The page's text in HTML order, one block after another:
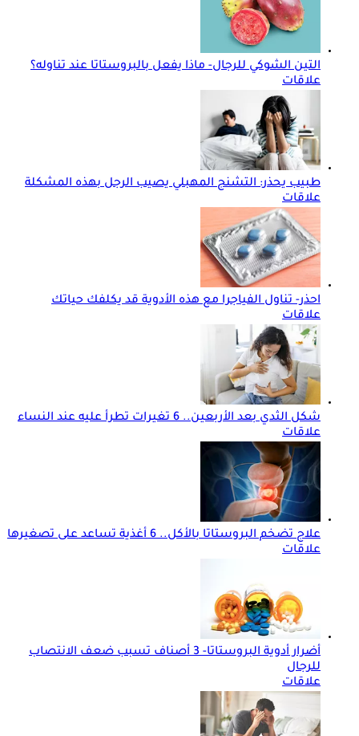
التين الشوكي للرجال- ماذا يفعل بالبروستاتا عند تناوله؟
علاقات
طبيب يحذر: التشنج المهبلي يصيب الرجل بهذه المشكلة
علاقات
احذر- تناول الفياجرا مع هذه الأدوية قد يكلفك حياتك
علاقات
شكل الثدي بعد الأربعين.. 6 تغيرات تطرأ عليه عند النساء
علاقات
علاج تضخم البروستاتا بالأكل.. 6 أغذية تساعد على تصغيرها
علاقات
أضرار أدوية البروستاتا- 3 أصناف تسبب ضعف الانتصاب
للرجال
علاقات